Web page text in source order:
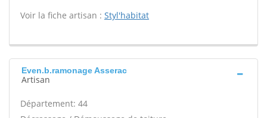
Voir la fiche artisan : Styl'habitat
Even.b.ramonage Asserac
Artisan
Département: 44